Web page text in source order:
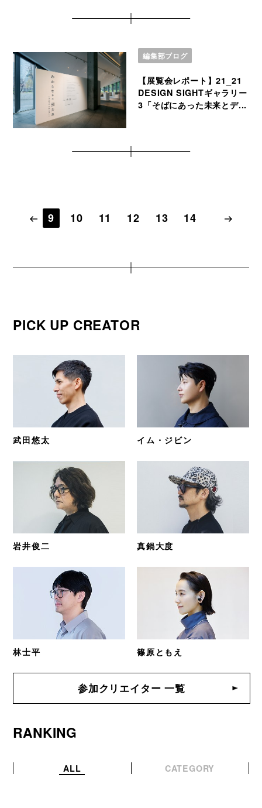
編集部ブログ
【展覧会レポート】21_21
DESIGN SIGHTギャラリー
3「そばにあった未来とデ...
9 10 11 12 13 14
PICK UP CREATOR
武田悠太 イム・ジビン
岩井俊二 真鍋大度
林士平 篠原ともえ
参加クリエイター 一覧
RANKING
ALL CATEGORY